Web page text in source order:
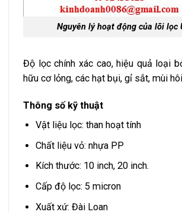
Nguyên lý hoạt động của lõi lọc
Độ lọc chính xác cao, hiệu quả loại
hữu cơ lỏng, các hạt bụi, gỉ sắt, mùi
Thông số kỹ thuật
Vật liệu lọc: than hoạt tính
Chất liệu vỏ: nhựa PP
Kích thước: 10 inch, 20 inch.
Cấp độ lọc: 5 micron
Xuất xứ: Đài Loan